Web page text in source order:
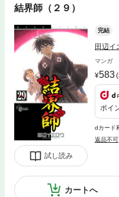
結界師（２９）
試し読み
完結
田辺イ
マンガ
583
ポイ
dカード
返品不可
カートへ